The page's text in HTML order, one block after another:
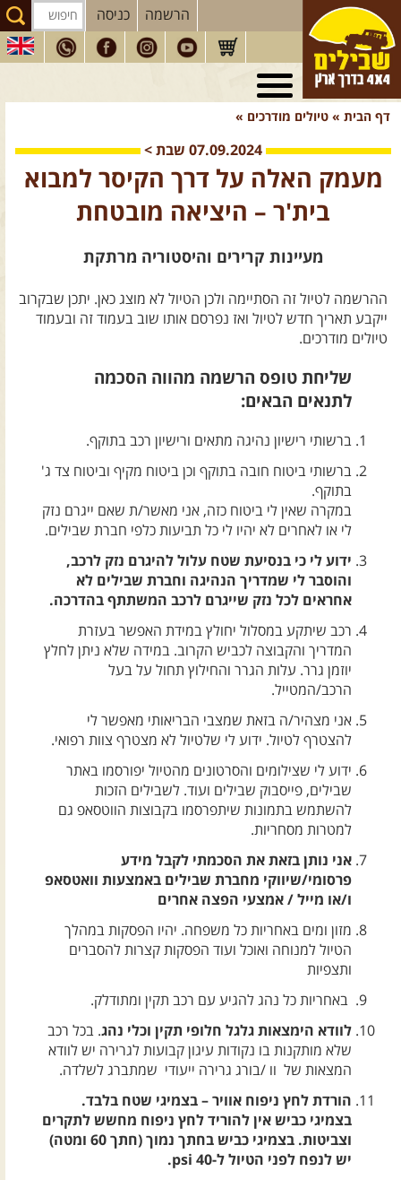
הרשמה כניסה
טיולי 4X4
בארץ
הדרכות
נהיגה
שבילים
הירשמו לניוזלטר שבילים
הבלוג של יואב קווה
פודקאסט ג'יפאות
צרו קשר עם שבילים
אודות יואב קווה והאתר שבילים
דף הבית » טיולים מודרכים »
07.09.2024 שבת >
מעמק האלה על דרך הקיסר למבוא
בית'ר – היציאה מובטחת
מעיינות קרירים והיסטוריה מרתקת
ההרשמה לטיול זה הסתיימה ולכן הטיול לא מוצג כאן. יתכן שבקרוב
ייקבע תאריך חדש לטיול ואז נפרסם אותו שוב בעמוד זה ובעמוד
טיולים מודרכים.
שליחת טופס הרשמה מהווה הסכמה
לתנאים הבאים:
ברשותי רישיון נהיגה מתאים ורישיון רכב בתוקף.
ברשותי ביטוח חובה בתוקף וכן ביטוח מקיף וביטוח צד ג'
בתוקף.
במקרה שאין לי ביטוח כזה, אני מאשר/ת שאם ייגרם נזק
לי או לאחרים לא יהיו לי כל תביעות כלפי חברת שבילים.
ידוע לי כי בנסיעת שטח עלול להיגרם נזק לרכב,
והוסבר לי שמדריך הנהיגה וחברת שבילים לא
אחראים לכל נזק שייגרם לרכב המשתתף בהדרכה.
רכב שיתקע במסלול יחולץ במידת האפשר בעזרת
המדריך והקבוצה לכביש הקרוב. במידה שלא ניתן לחלץ
יוזמן גרר. עלות הגרר והחילוץ תחול על בעל
הרכב/המטייל.
אני מצהיר/ה בזאת שמצבי הבריאותי מאפשר לי
להצטרף לטיול. ידוע לי שלטיול לא מצטרף צוות רפואי.
ידוע לי שצילומים והסרטונים מהטיול יפורסמו באתר
שבילים, פייסבוק שבילים ועוד. לשבילים הזכות
להשתמש בתמונות שיתפרסמו בקבוצות הווטסאפ גם
למטרות מסחריות.
אני נותן בזאת את הסכמתי לקבל מידע
פרסומי/שיווקי מחברת שבילים באמצעות וואטסאפ
ו/או מייל / אמצעי הפצה אחרים
מזון ומים באחריות כל משפחה. יהיו הפסקות במהלך
הטיול למנוחה ואוכל ועוד הפסקות קצרות להסברים
ותצפיות
באחריות כל נהג להגיע עם רכב תקין ומתודלק.
לוודא הימצאות גלגל חלופי תקין וכלי נהג. בכל רכב
שלא מותקנות בו נקודות עיגון קבועות לגרירה יש לוודא
המצאות של וו /בורג גרירה ייעודי שמתברג לשלדה.
הורדת לחץ ניפוח אוויר – בצמיגי שטח בלבד.
בצמיגי כביש אין להוריד לחץ ניפוח מחשש לתקרים
וצביטות. בצמיגי כביש בחתך נמוך (חתך 60 ומטה)
יש לנפח לפני הטיול ל-40 psi.